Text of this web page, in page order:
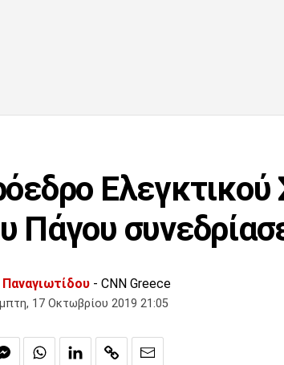
Πάγου
- CNN Greece
17 Οκτωβρίου 2019 21:05